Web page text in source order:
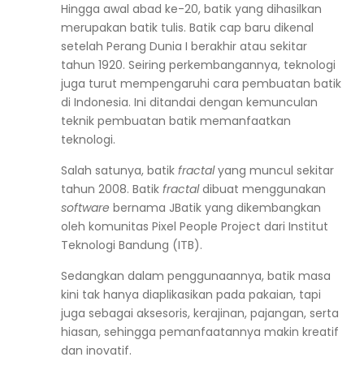
Hingga awal abad ke-20, batik yang dihasilkan
merupakan batik tulis. Batik cap baru dikenal
setelah Perang Dunia I berakhir atau sekitar
tahun 1920. Seiring perkembangannya, teknologi
juga turut mempengaruhi cara pembuatan batik
di Indonesia. Ini ditandai dengan kemunculan
teknik pembuatan batik memanfaatkan
teknologi.
Salah satunya, batik fractalyang muncul sekitar
tahun 2008. Batik fractaldibuat menggunakan
software bernama JBatik yang dikembangkan
oleh komunitas Pixel People Project dari Institut
Teknologi Bandung (ITB).
Sedangkan dalam penggunaannya, batik masa
kini tak hanya diaplikasikan pada pakaian, tapi
juga sebagai aksesoris, kerajinan, pajangan, serta
hiasan, sehingga pemanfaatannya makin kreatif
dan inovatif.